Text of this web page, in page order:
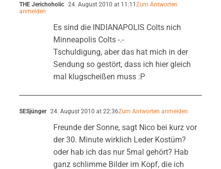
THE Jerichoholic 24. August 2010 at 11:11Zum Antworten
anmelden
Es sind die INDIANAPOLIS Colts nich
Minneapolis Colts -.-
Tschuldigung, aber das hat mich in der
Sendung so gestört, dass ich hier gleich
mal klugscheißen muss :P
SESjünger 24. August 2010 at 22:36Zum Antworten anmelden
Freunde der Sonne, sagt Nico bei kurz vor
der 30. Minute wirklich Leder Kostüm?
oder hab ich das nur 5mal gehört? Hab
ganz schlimme Bilder im Kopf, die ich